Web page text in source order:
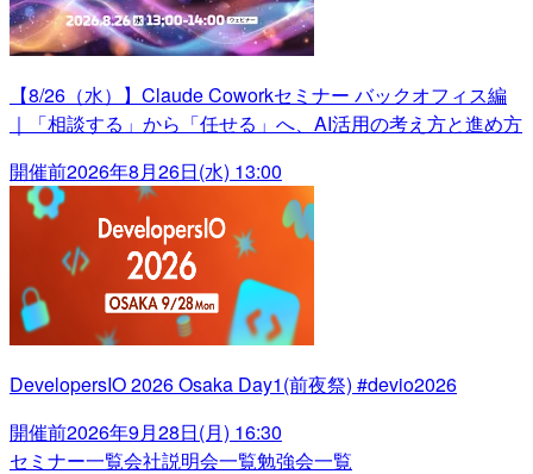
【8/26（水）】Claude Coworkセミナー バックオフィス編
｜「相談する」から「任せる」へ、AI活用の考え方と進め方
開催前2026年8月26日(水) 13:00
DevelopersIO 2026 Osaka Day1(前夜祭) #devio2026
開催前2026年9月28日(月) 16:30
セミナー一覧会社説明会一覧勉強会一覧